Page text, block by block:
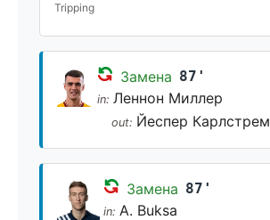
Tripping
Замена 87'
in: Леннон Миллер
out: Йеспер Карлстрем
Замена 87'
in: A. Buksa